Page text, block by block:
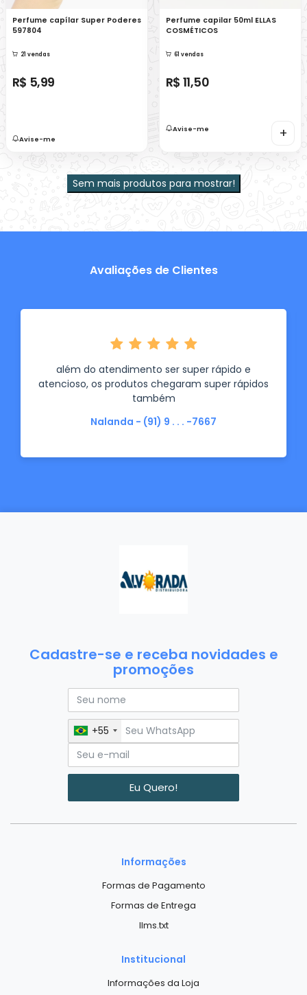
Perfume capílar Super Poderes
597804
21 vendas
R$ 5,99
Avise-me
Perfume capilar 50ml ELLAS
COSMÉTICOS
61 vendas
R$ 11,50
Avise-me +
Sem mais produtos para mostrar!
Avaliações de Clientes
além do atendimento ser super rápido e
atencioso, os produtos chegaram super rápidos
também
Nalanda - (91) 9 . . . -7667
Cadastre-se e receba novidades e
promoções
+55
Eu Quero!
Informações
Formas de Pagamento
Formas de Entrega
llms.txt
Institucional
Informações da Loja